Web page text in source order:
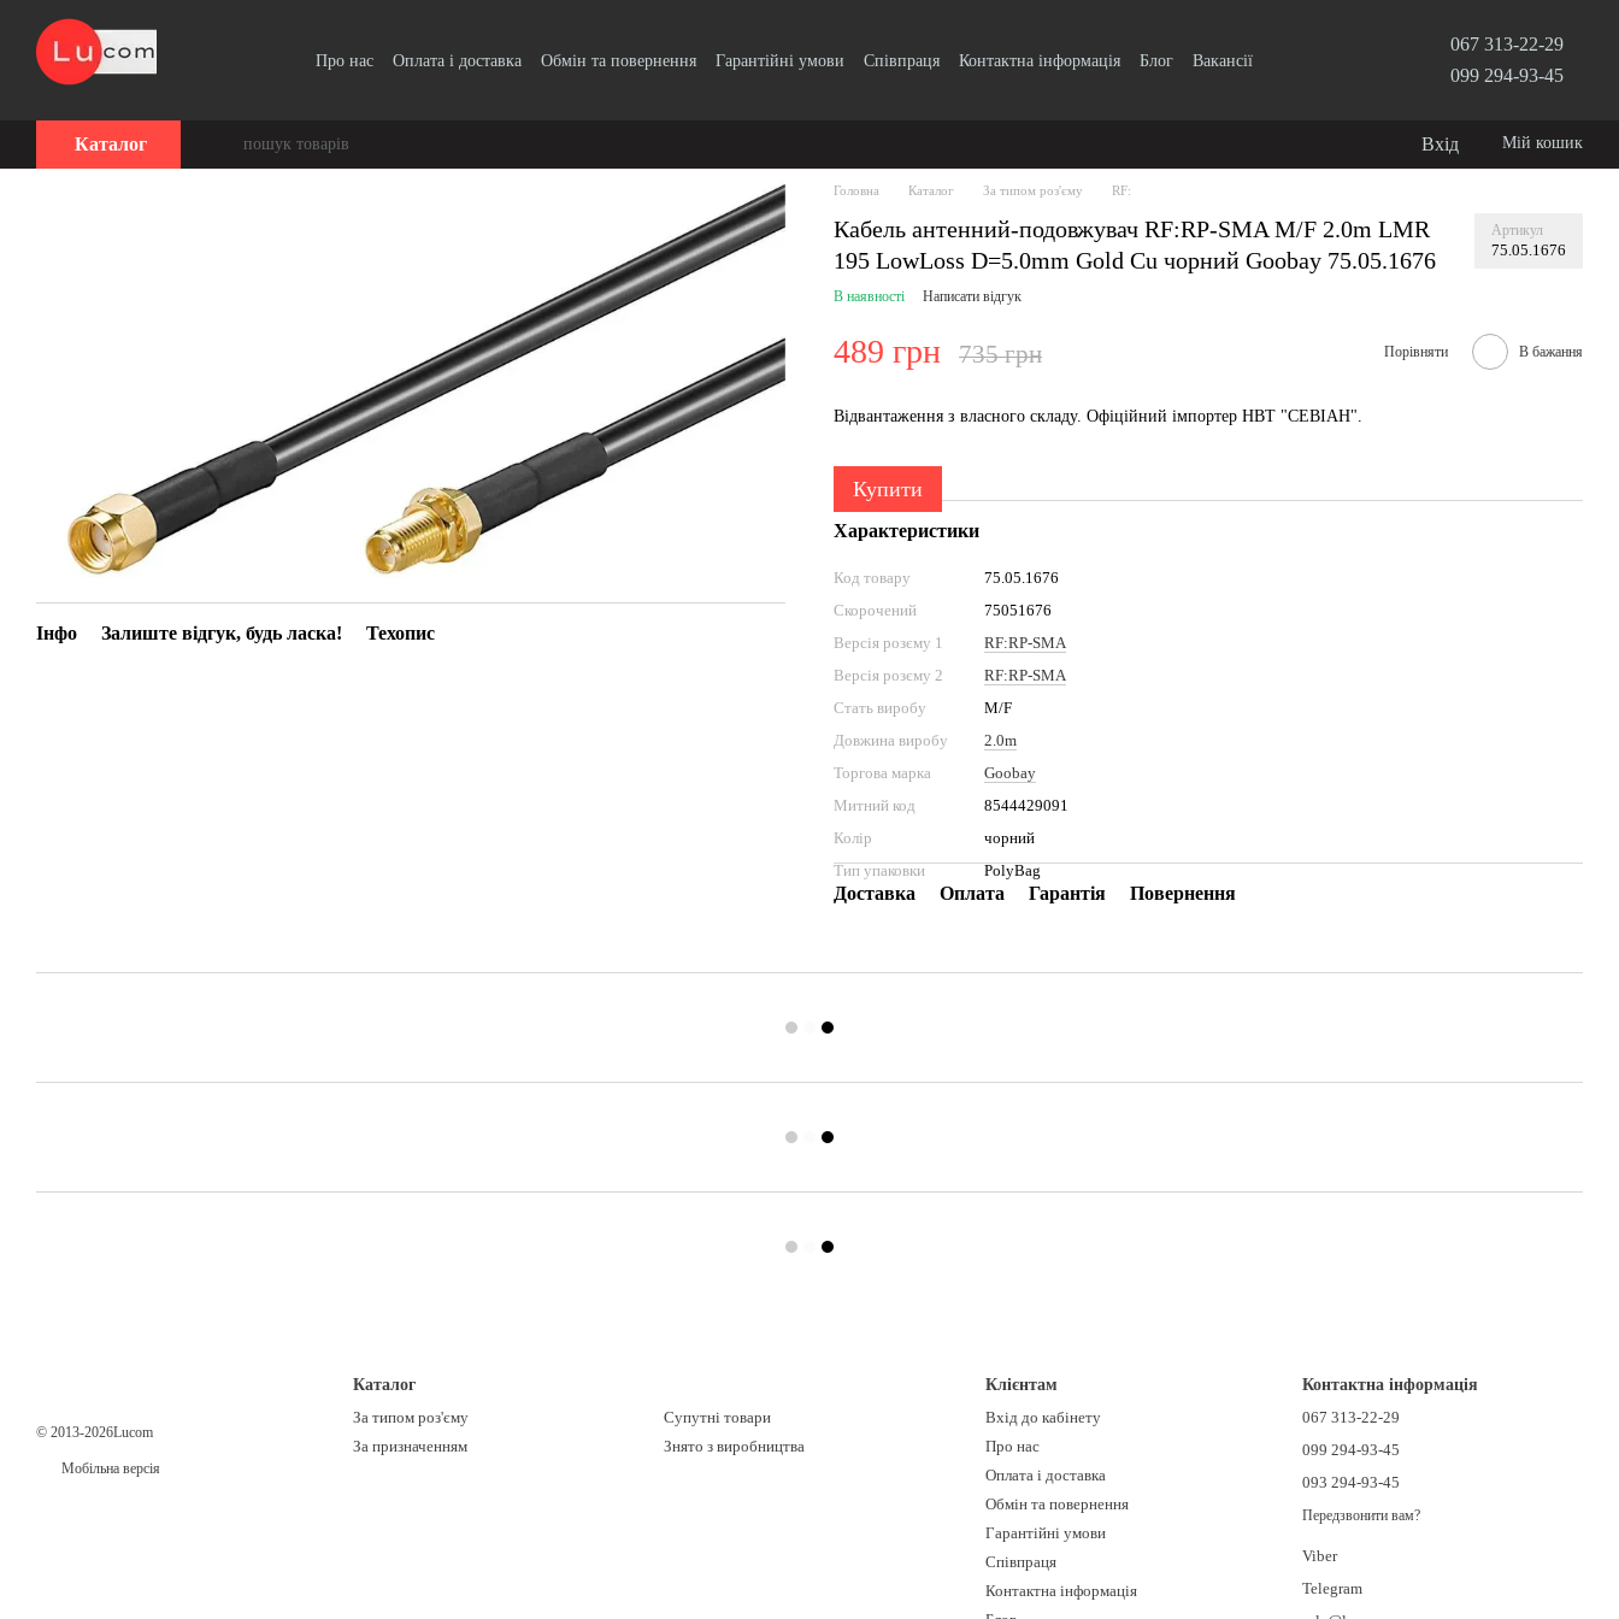
Перейти до основного контенту
Про нас Оплата і доставка Обмін та повернення Гарантійні умови Співпраця Контактна інформація Блог
Вакансії
067 313-22-29
099 294-93-45
Каталог Вхід Мій кошик
Інфо Залиште відгук, будь ласка! Техопис
Головна Каталог За типом роз'єму RF:
Кабель антенний-подовжувач RF:RP-SMA M/F 2.0m LMR
195 LowLoss D=5.0mm Gold Cu чорний Goobay 75.05.1676
Артикул
75.05.1676
В наявності Написати відгук
489 грн 735 грн Порівняти В бажання
Відвантаження з власного складу. Офіційний імпортер НВТ "СЕВІАН".
Купити
Характеристики
Код товару
75.05.1676
Скорочений
75051676
Версія розєму 1
RF:RP-SMA
Версія розєму 2
RF:RP-SMA
Стать виробу
M/F
Довжина виробу
2.0m
Торгова марка
Goobay
Митний код
8544429091
Колір
чорний
Тип упаковки
PolyBag
Доставка Оплата Гарантія Повернення
© 2013-2026Lucom
Мобільна версія
Каталог
За типом роз'єму
За призначенням
Супутні товари
Знято з виробництва
Клієнтам
Вхід до кабінету
Про нас
Оплата і доставка
Обмін та повернення
Гарантійні умови
Співпраця
Контактна інформація
Контактна інформація
067 313-22-29
099 294-93-45
093 294-93-45
Передзвонити вам?
Viber
Telegram